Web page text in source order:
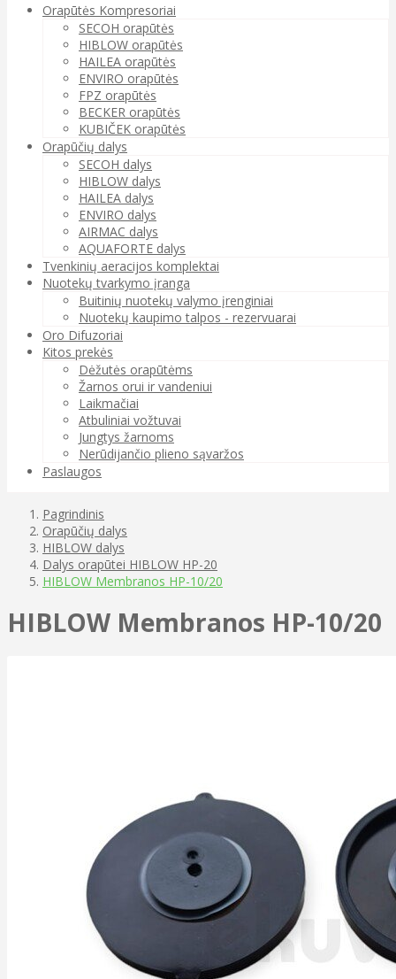
Orapūtės Kompresoriai
SECOH orapūtės
HIBLOW orapūtės
HAILEA orapūtės
ENVIRO orapūtės
FPZ orapūtės
BECKER orapūtės
KUBIČEK orapūtės
Orapūčių dalys
SECOH dalys
HIBLOW dalys
HAILEA dalys
ENVIRO dalys
AIRMAC dalys
AQUAFORTE dalys
Tvenkinių aeracijos komplektai
Nuotekų tvarkymo įranga
Buitinių nuotekų valymo įrenginiai
Nuotekų kaupimo talpos - rezervuarai
Oro Difuzoriai
Kitos prekės
Dėžutės orapūtėms
Žarnos orui ir vandeniui
Laikmačiai
Atbuliniai vožtuvai
Jungtys žarnoms
Nerūdijančio plieno sąvaržos
Paslaugos
Pagrindinis
Orapūčių dalys
HIBLOW dalys
Dalys orapūtei HIBLOW HP-20
HIBLOW Membranos HP-10/20
HIBLOW Membranos HP-10/20